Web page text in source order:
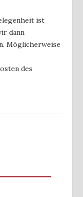
ist
dann
Möglicherweise
des